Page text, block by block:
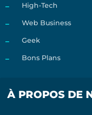
High-Tech
Web Business
Geek
Bons Plans
À PROPOS DE